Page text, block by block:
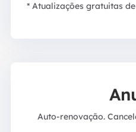
* Atualizações gratuitas de
Auto-renovação.